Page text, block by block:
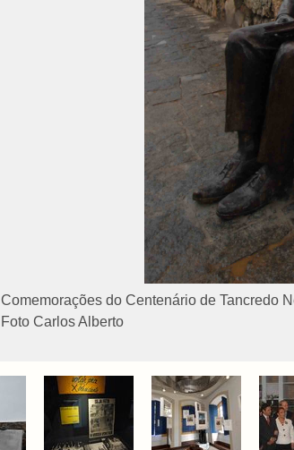
Comemorações do Centenário de Tancredo
Foto Carlos Alberto